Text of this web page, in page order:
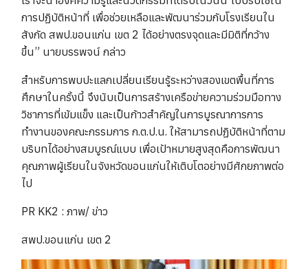
การปฏิบัติหน้าที่ เพื่อช่วยเหลือและพัฒนาร่วมกับโรงเรียนใน
สังกัด สพป.ขอนแก่น เขต 2 ได้อย่างตรงจุดและมีมิติที่กว้าง
ขึ้น” นายบรรพจน์ กล่าว
สำหรับการพบปะแลกเปลี่ยนเรียนรู้ระหว่างสองเขตพื้นที่การ
ศึกษาในครั้งนี้ จึงนับเป็นการสร้างเครือข่ายความร่วมมือทาง
วิชาการที่เข้มแข็ง และเป็นก้าวสำคัญในการบูรณาการการ
ทำงานของคณะกรรมการ ก.ต.ป.น. ให้สามารถปฏิบัติหน้าที่ตาม
บริบทได้อย่างสมบูรณ์แบบ เพื่อเป้าหมายสูงสุดคือการพัฒนา
คุณภาพผู้เรียนในจังหวัดขอนแก่นให้เติบโตอย่างมีศักยภาพต่อ
ไป
PR KK2 : ภาพ/ ข่าว
สพป.ขอนแก่น เขต 2